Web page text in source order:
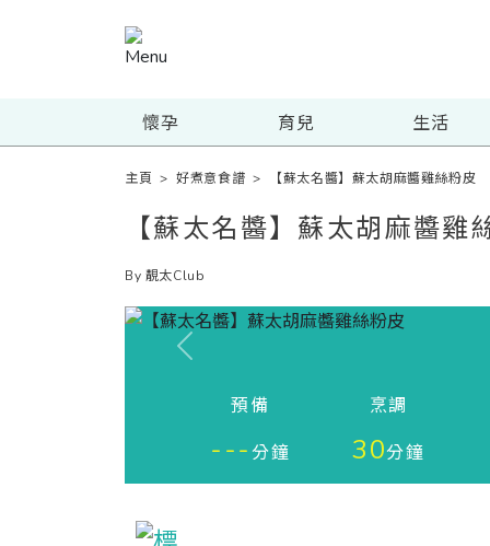
懷孕 育兒 生活
主頁 >好煮意食譜 > 【蘇太名醬】蘇太胡麻醬雞絲粉皮
【蘇太名醬】蘇太胡麻醬雞
By 靚太Club
Previous
預備
---分鐘
烹調
30分鐘